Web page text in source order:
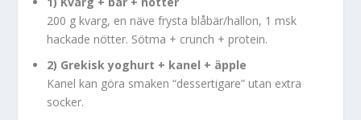
200 g kvarg, en näve frysta blåbär/hallon, 1 msk
hackade nötter. Sötma + crunch + protein.
2) Grekisk yoghurt + kanel + äpple
Kanel kan göra smaken “dessertigare” utan extra
socker.